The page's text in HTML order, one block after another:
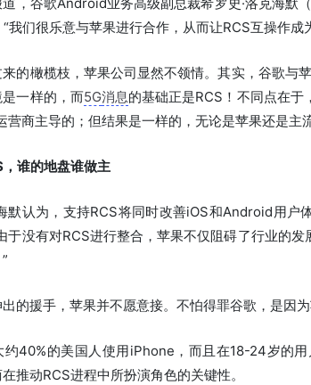
我们很乐意与苹果进行合作，从而让RCS互操作成
的橄榄枝，苹果公司显然不领情。其实，谷歌与
一样的，而5G消息的基础正是RCS！不同点在于
营商主导的；但结果是一样的，无论是苹果还是主
谁的地盘谁做主
默认为，支持RCS将同时改善iOS和Android用户
于没有对RCS进行整合，苹果不仅阻碍了行业的
的援手，苹果并不愿意接。不怕得罪谷歌，是因为
约40%的美国人使用iPhone，而且在18-24岁的
推动RCS进程中所扮演角色的关键性。